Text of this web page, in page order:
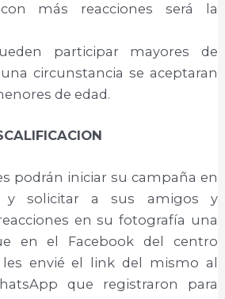
más reacciones será la
participar mayores de
circunstancia se aceptaran
de edad.
podrán iniciar su campaña en
y solicitar a sus amigos y
en su fotografía una
en el Facebook del centro
envié el link del mismo al
que registraron para